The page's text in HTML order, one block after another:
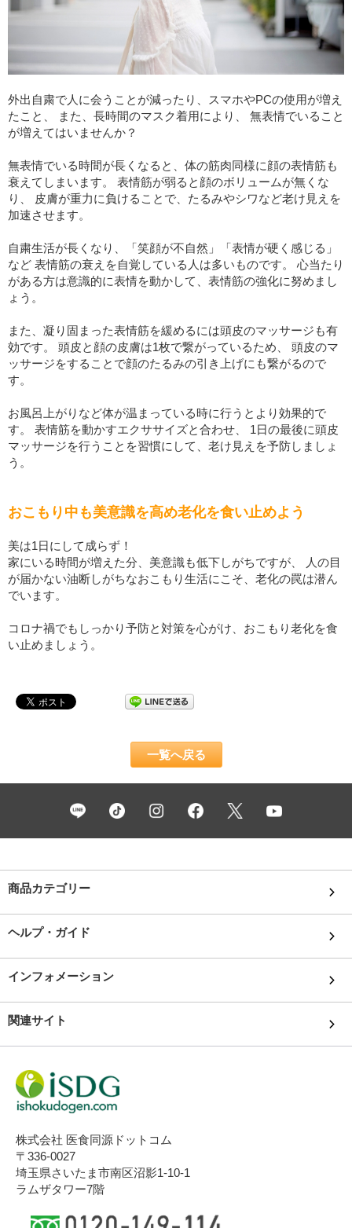
外出自粛で人に会うことが減ったり、スマホやPCの使用が増え
たこと、 また、長時間のマスク着用により、 無表情でいること
が増えてはいませんか？
無表情でいる時間が長くなると、体の筋肉同様に顔の表情筋も
衰えてしまいます。 表情筋が弱ると顔のボリュームが無くな
り、 皮膚が重力に負けることで、たるみやシワなど老け見えを
加速させます。
自粛生活が長くなり、「笑顔が不自然」「表情が硬く感じる」
など 表情筋の衰えを自覚している人は多いものです。 心当たり
がある方は意識的に表情を動かして、表情筋の強化に努めまし
ょう。
また、凝り固まった表情筋を緩めるには頭皮のマッサージも有
効です。 頭皮と顔の皮膚は1枚で繋がっているため、 頭皮のマ
ッサージをすることで顔のたるみの引き上げにも繋がるので
す。
お風呂上がりなど体が温まっている時に行うとより効果的で
す。 表情筋を動かすエクササイズと合わせ、 1日の最後に頭皮
マッサージを行うことを習慣にして、老け見えを予防しましょ
う。
おこもり中も美意識を高め老化を食い止めよう
美は1日にして成らず！
家にいる時間が増えた分、美意識も低下しがちですが、 人の目
が届かない油断しがちなおこもり生活にこそ、老化の罠は潜ん
でいます。
コロナ禍でもしっかり予防と対策を心がけ、おこもり老化を食
い止めましょう。
一覧へ戻る
商品カテゴリー
ヘルプ・ガイド
インフォメーション
関連サイト
株式会社 医食同源ドットコム
〒336-0027
埼玉県さいたま市南区沼影1-10-1
ラムザタワー7階